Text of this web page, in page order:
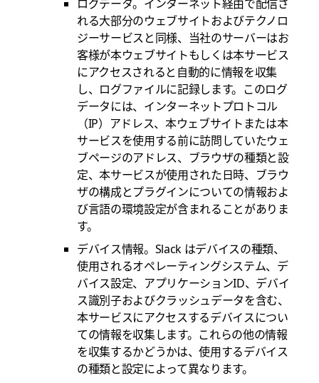
ログデータ。インターネット経由で配信さ
れる大部分のウェブサイトおよびテクノロ
ジーサービスと同様、当社のサーバーはお
客様が本ウェブサイトもしくは本サービス
にアクセスされると自動的に情報を収集
し、ログファイルに記録します。このログ
データには、インターネットプロトコル
（IP）アドレス、本ウェブサイトまたは本
サービスを使用する前に訪問していたウェ
ブページのアドレス、ブラウザの種類と設
定、本サービスが使用された日時、ブラウ
ザの構成とプラグインについての情報およ
び言語の環境設定が含まれることがありま
す。
デバイス情報。Slack はデバイスの種類、
使用されるオペレーティングシステム、デ
バイス設定、アプリケーションID、デバイ
ス識別子およびクラッシュデータを含む、
本サービスにアクセスするデバイスについ
ての情報を収集します。これらの他の情報
を収集するかどうかは、使用するデバイス
の種類と設定によって異なります。